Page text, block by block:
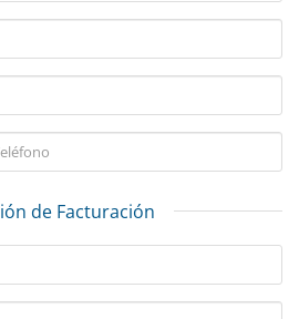
de Facturación